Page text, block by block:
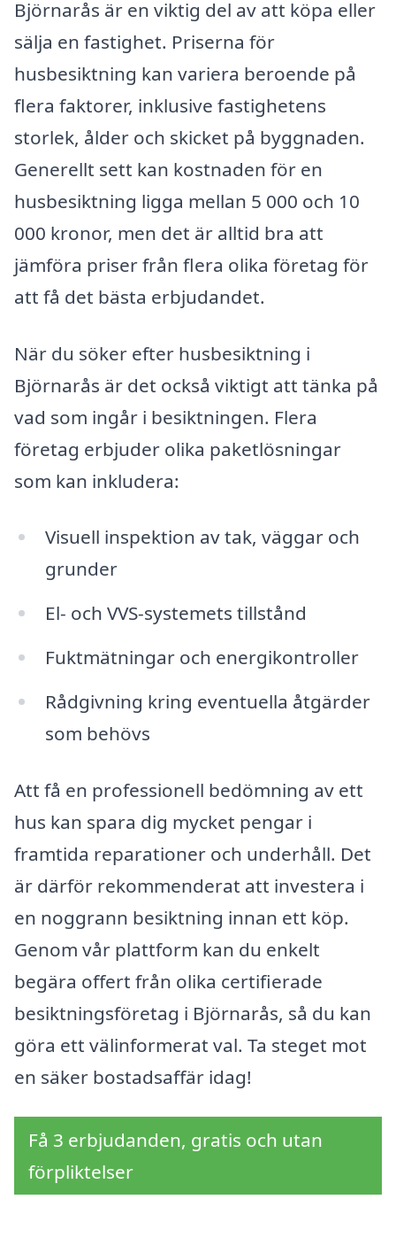
Björnarås är en viktig del av att köpa eller
sälja en fastighet. Priserna för
husbesiktning kan variera beroende på
flera faktorer, inklusive fastighetens
storlek, ålder och skicket på byggnaden.
Generellt sett kan kostnaden för en
husbesiktning ligga mellan 5 000 och 10
000 kronor, men det är alltid bra att
jämföra priser från flera olika företag för
att få det bästa erbjudandet.
När du söker efter husbesiktning i
Björnarås är det också viktigt att tänka på
vad som ingår i besiktningen. Flera
företag erbjuder olika paketlösningar
som kan inkludera:
Visuell inspektion av tak, väggar och
grunder
El- och VVS-systemets tillstånd
Fuktmätningar och energikontroller
Rådgivning kring eventuella åtgärder
som behövs
Att få en professionell bedömning av ett
hus kan spara dig mycket pengar i
framtida reparationer och underhåll. Det
är därför rekommenderat att investera i
en noggrann besiktning innan ett köp.
Genom vår plattform kan du enkelt
begära offert från olika certifierade
besiktningsföretag i Björnarås, så du kan
göra ett välinformerat val. Ta steget mot
en säker bostadsaffär idag!
Få 3 erbjudanden, gratis och utan
förpliktelser